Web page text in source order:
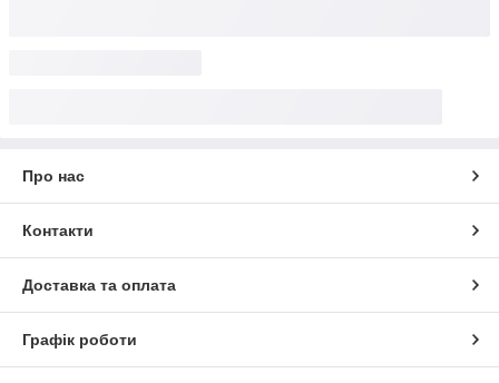
Про нас
Контакти
Доставка та оплата
Графік роботи